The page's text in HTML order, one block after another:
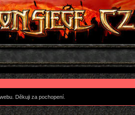
Děkuji za pochopení.